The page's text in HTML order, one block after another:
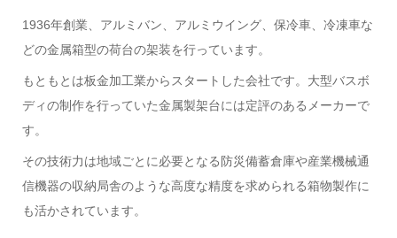
1936年創業、アルミバン、アルミウイング、保冷車、冷凍車な
どの金属箱型の荷台の架装を行っています。
もともとは板金加工業からスタートした会社です。大型バスボ
ディの制作を行っていた金属製架台には定評のあるメーカーで
す。
その技術力は地域ごとに必要となる防災備蓄倉庫や産業機械通
信機器の収納局舎のような高度な精度を求められる箱物製作に
も活かされています。